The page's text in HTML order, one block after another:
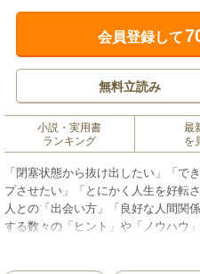
会員登録して
無料立読み
小説・実用書
ランキング
最
を
「閉塞状態から抜け出したい」「で
プさせたい」「とにかく人生を好転
人との「出会い方」「良好な人間関
する数々の「ヒント」や「ノウハウ
れたものばかり。本書を読めば「お